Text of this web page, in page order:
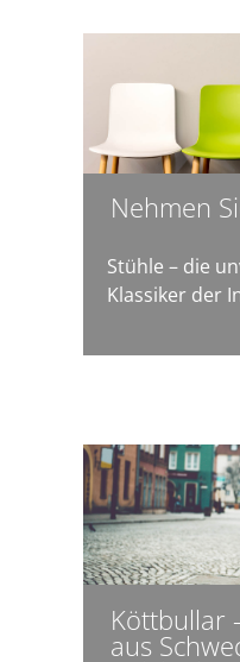
Nehmen
Stühle – die
Klassiker der
Köttbullar
aus